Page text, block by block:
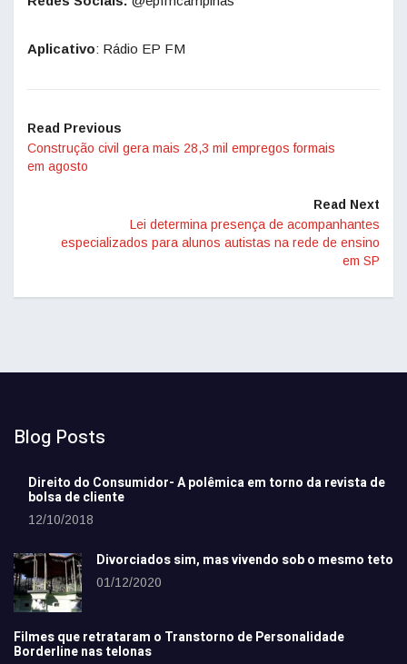
Aplicativo: Rádio EP FM
Read Previous
Construção civil gera mais 28,3 mil empregos formais
em agosto
Read Next
Lei determina presença de acompanhantes
especializados para alunos autistas na rede de ensino
em SP
Blog Posts
Direito do Consumidor- A polêmica em torno da revista de
bolsa de cliente
12/10/2018
Divorciados sim, mas vivendo sob o mesmo teto
01/12/2020
Filmes que retrataram o Transtorno de Personalidade
Borderline nas telonas